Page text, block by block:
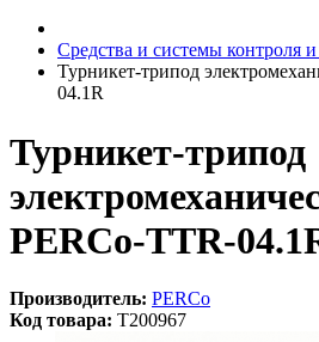
Средства и системы контроля
Турникет-трипод
04.1R
Турникет-трипод
PERCo-TTR-
Производитель: PERCo
Код товара: T200967